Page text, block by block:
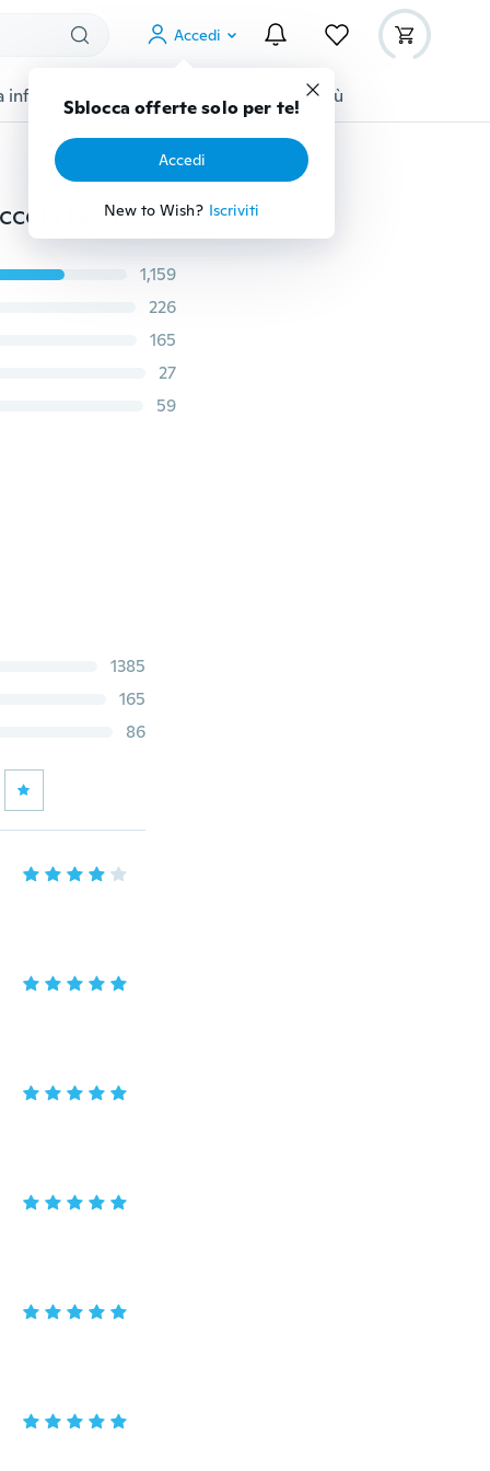
Accedi
Sblocca offerte solo per te!
Accedi
New to Wish? Iscriviti
infanzia Accessori per animali Di più
Collare regolabile con fibbia in ecopelle per cani di piccola taglia con strass Bling a 3 fili con cuccioli di gatto
1,159
226
165
27
59
1385
165
86